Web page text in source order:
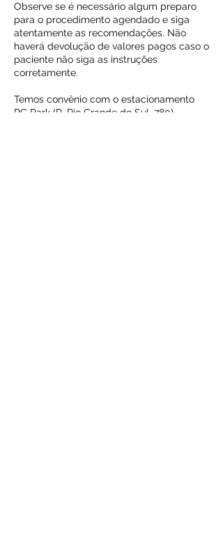
Observe se é necessário algum preparo
para o procedimento agendado e siga
atentamente as recomendações. Não
haverá devolução de valores pagos caso o
paciente não siga as instruções
corretamente.
Temos convênio com o estacionamento
RC Park (R. Rio Grande do Sul, 780).